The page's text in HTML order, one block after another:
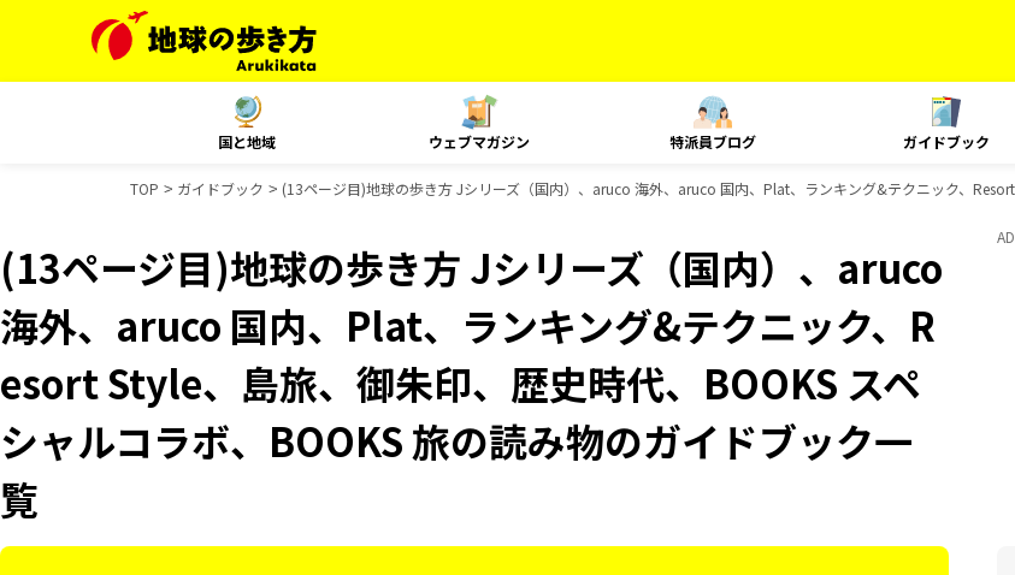
国と地域 ウェブマガジン 特派員ブログ ガイドブック
TOP ガイドブック (13ページ目)地球の歩き方 Jシリーズ（国内）、aruco 海外、aruco 国内、Plat、ランキング&テクニック、
(13ページ目)地球の歩き方 Jシリーズ（国内）、aruco
海外、aruco 国内、Plat、ランキング&テクニック、R
esort Style、島旅、御朱印、歴史時代、BOOKS スペ
シャルコラボ、BOOKS 旅の読み物のガイドブック一
覧
AD